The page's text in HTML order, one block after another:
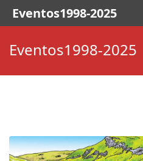
Eventos1998-2025
Eventos1998-2025